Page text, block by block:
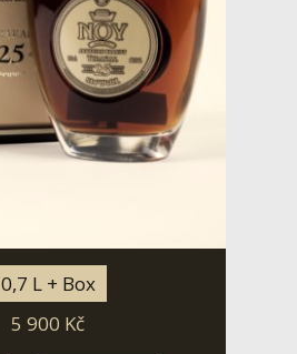
0,7 L + Box
5 900 Kč